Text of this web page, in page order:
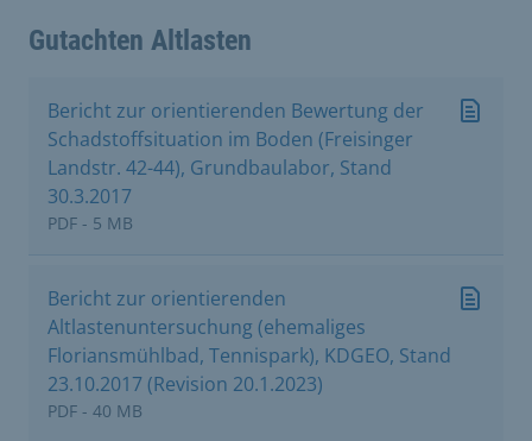
Gutachten Altlasten
Bericht zur orientierenden Bewertung der
Schadstoffsituation im Boden (Freisinger
Landstr. 42-44), Grundbaulabor, Stand
30.3.2017
PDF - 5 MB
Bericht zur orientierenden
Altlastenuntersuchung (ehemaliges
Floriansmühlbad, Tennispark), KDGEO, Stand
23.10.2017 (Revision 20.1.2023)
PDF - 40 MB